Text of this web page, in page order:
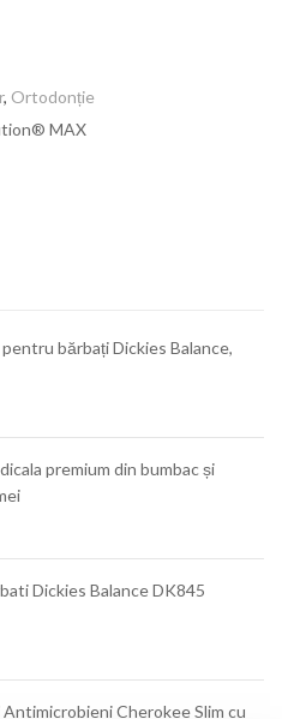
, Ortodonție
MAX
bărbați Dickies Balance,
premium din bumbac și
Dickies Balance DK845
Cherokee Slim cu